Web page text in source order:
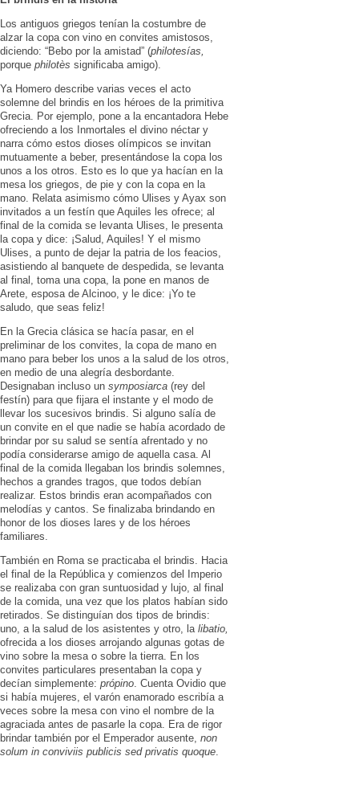
Los antiguos griegos tenían la costumbre de
alzar la copa con vino en convites amistosos,
diciendo: “Bebo por la amistad” (philotesías,
porque philotès significaba amigo).
Ya Homero describe varias veces el acto
solemne del brindis en los héroes de la primitiva
Grecia. Por ejemplo, pone a la encanta­dora Hebe
ofreciendo a los Inmortales el divino néctar y
narra cómo estos dioses olímpicos se invitan
mutua­mente a beber, pre­sentándose la copa los
unos a los otros. Esto es lo que ya ha­cían en la
mesa los griegos, de pie y con la copa en la
mano. Relata asimismo cómo Ulises y Ayax son
invitados a un festín que Aqui­les les ofrece; al
final de la comida se levanta Ulises, le presenta
la copa y dice: ¡Salud, Aquiles! Y el mismo
Ulises, a punto de dejar la patria de los feacios,
asistiendo al banquete de despe­dida, se le­vanta
al final, toma una copa, la pone en manos de
Arete, esposa de Alcinoo, y le dice: ¡Yo te
saludo, que seas feliz!
En la Grecia clásica se hacía pasar, en el
preliminar de los con­vites, la copa de mano en
mano para beber los unos a la salud de los otros,
en medio de una ale­gría desbordante.
Designaban in­cluso un symposiarca (rey del
festín) para que fi­jara el instante y el modo de
llevar los sucesivos brindis. Si alguno salía de
un con­vite en el que nadie se había acordado de
brindar por su salud se sentía afren­tado y no
podía considerarse amigo de aquella casa. Al
final de la comida llega­ban los brindis solemnes,
hechos a gran­des tragos, que todos debían
realizar. Estos brindis eran acompañados con
melodías y cantos. Se finalizaba brin­dando en
honor de los dioses lares y de los héroes
familiares.
También en Roma se practicaba el brindis. Hacia
el final de la República y comienzos del Imperio
se realizaba con gran suntuo­sidad y lujo, al final
de la comida, una vez que los platos habían sido
retirados. Se distinguían dos tipos de brindis:
uno, a la salud de los asistentes y otro, la libatio,
ofrecida a los dioses arrojando algunas gotas de
vino sobre la mesa o sobre la tierra. En los
convites particulares presentaban la copa y
decían simplemente: própino. Cuenta Ovidio que
si había mujeres, el varón enamo­rado escribía a
veces sobre la mesa con vino el nombre de la
agraciada antes de pasarle la copa. Era de rigor
brindar también por el Emperador ausente, non
solum in conviviis publicis sed privatis quoque.